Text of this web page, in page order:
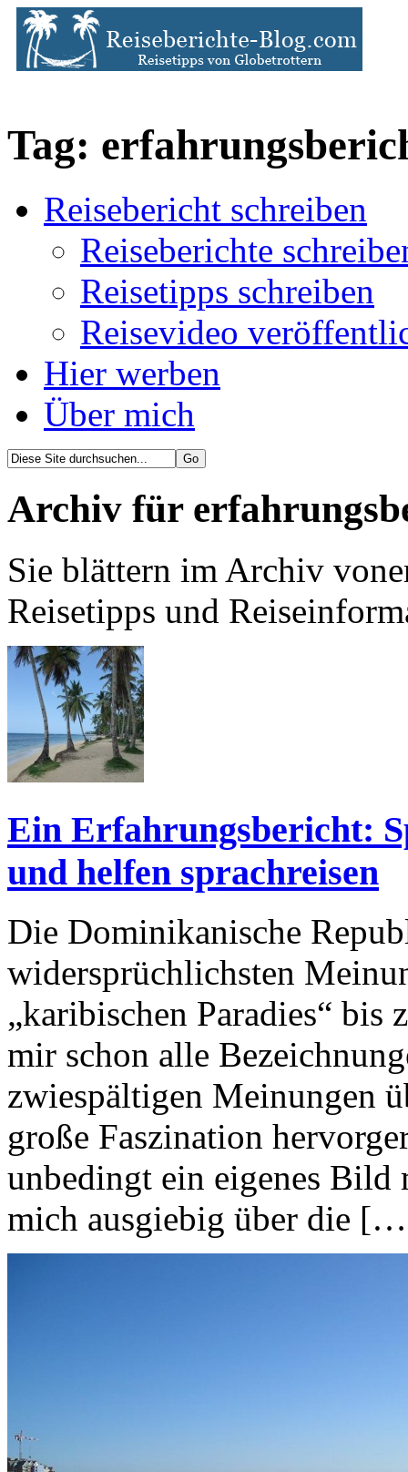
Tag:
Reisebericht schreiben
Reiseberichte
Reisetipps schreiben
Reisevideo
Hier werben
Über mich
Archiv für
Sie blättern im Archiv
Reisetipps und
Ein Erfahrungsbericht:
und helfen sprachreisen
Die Dominikanische
widersprüchlichsten
„karibischen Paradies“ bis
mir schon alle
zwiespältigen Meinungen
große Faszination
unbedingt ein eigenes Bild
mich ausgiebig über die